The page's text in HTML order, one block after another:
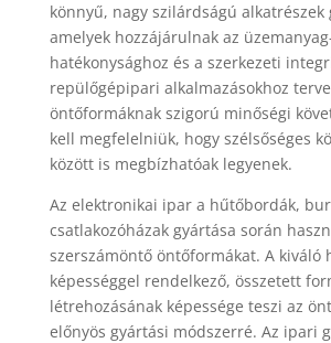
könnyű, nagy szilárdságú alkatrészek
amelyek hozzájárulnak az
hatékonysághoz és a szerkezeti
repülőgépipari alkalmazásokhoz
öntőformáknak szigorú minőségi
kell megfelelniük, hogy szélsőséges
között is megbízhatóak legyenek.
Az elektronikai ipar a hűtőbordák,
csatlakozóházak gyártása során
szerszámöntő öntőformákat. A kiváló
képességgel rendelkező, összetett
létrehozásának képessége teszi az
előnyös gyártási módszerré. Az ipari